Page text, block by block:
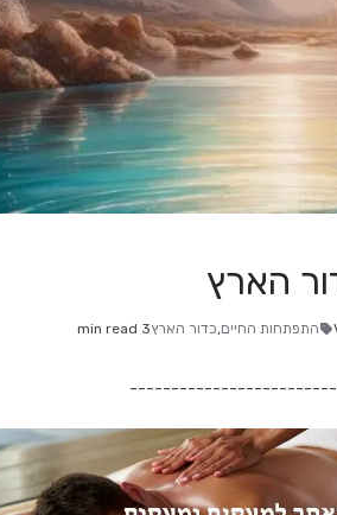
הארץ
התפתחות החיים,כדור הארץ3 min read